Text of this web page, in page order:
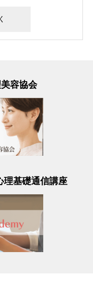
容協会
基礎通信講座